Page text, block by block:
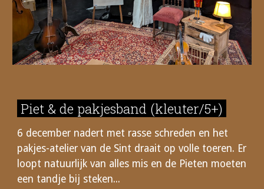
Piet & de pakjesband (kleuter/5+)
6 december nadert met rasse schreden en het
pakjes-atelier van de Sint draait op volle toeren. Er
loopt natuurlijk van alles mis en de Pieten moeten
een tandje bij steken...